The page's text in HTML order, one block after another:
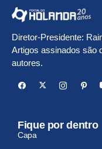
Diretor-Presidente:
Artigos assinados são
autores.
Fique por dentro
Capa